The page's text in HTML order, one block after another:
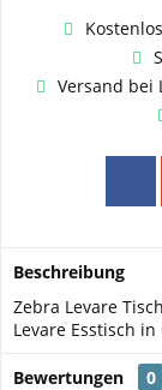
Versand bei
Beschreibung
Zebra Levare
Levare Esstisch
Bewertungen
0